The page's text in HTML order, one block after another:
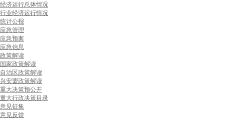
经济运行总体情况
行业经济运行情况
统计公报
应急管理
应急预案
应急信息
政策解读
国家政策解读
自治区政策解读
兴安盟政策解读
重大决策预公开
重大行政决策目录
意见征集
意见反馈